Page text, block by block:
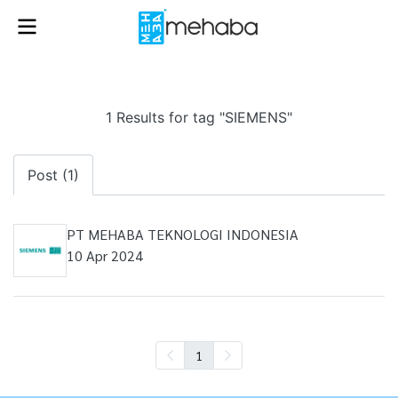
1 Results for tag "SIEMENS"
Post (1)
PT MEHABA TEKNOLOGI INDONESIA
10 Apr 2024
1